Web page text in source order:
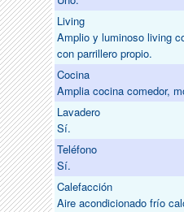
Living
Amplio y luminoso living
con parrillero propio.
Cocina
Amplia cocina comedor,
Lavadero
Sí.
Teléfono
Sí.
Calefacción
Aire acondicionado frío